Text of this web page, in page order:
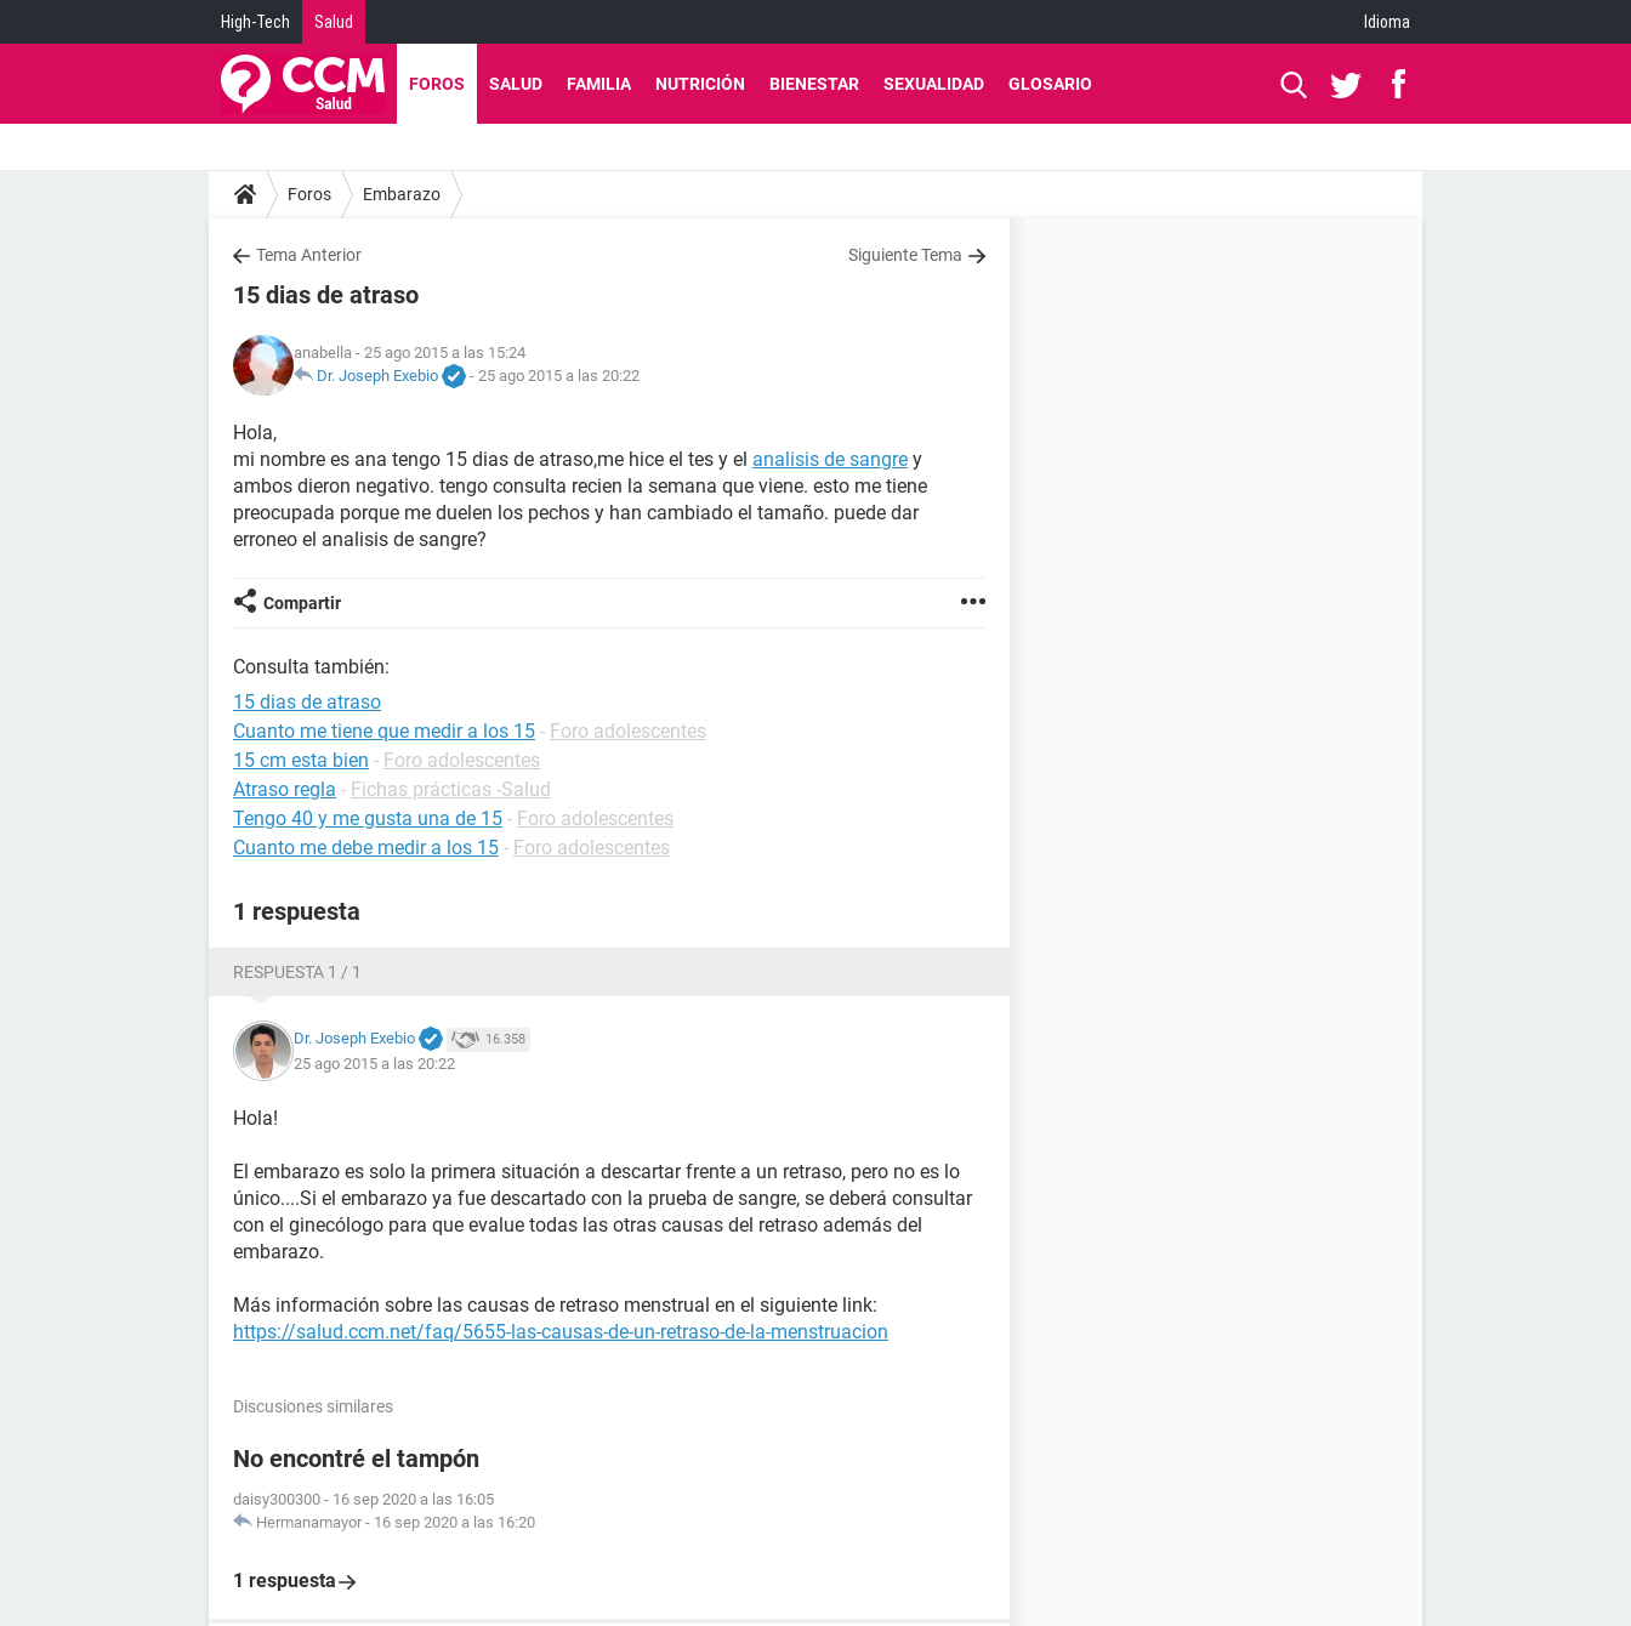
High-Tech Salud Idioma
FOROS SALUD FAMILIA NUTRICIÓN BIENESTAR SEXUALIDAD GLOSARIO
Foros Embarazo
Tema Anterior Siguiente Tema
15 dias de atraso
anabella - 25 ago 2015 a las 15:24
Dr. Joseph Exebio
- 25 ago 2015 a las 20:22
Hola,
mi nombre es ana tengo 15 dias de atraso,me hice el tes y el analisis de sangre y
ambos dieron negativo. tengo consulta recien la semana que viene. esto me tiene
preocupada porque me duelen los pechos y han cambiado el tamaño. puede dar
erroneo el analisis de sangre?
Compartir
Consulta también:
15 dias de atraso
Cuanto me tiene que medir a los 15 - Foro adolescentes
15 cm esta bien - Foro adolescentes
Atraso regla - Fichas prácticas -Salud
Tengo 40 y me gusta una de 15 - Foro adolescentes
Cuanto me debe medir a los 15 - Foro adolescentes
1 respuesta
RESPUESTA 1 / 1
Dr. Joseph Exebio 16.358
25 ago 2015 a las 20:22
Hola!
El embarazo es solo la primera situación a descartar frente a un retraso, pero no es lo
único....Si el embarazo ya fue descartado con la prueba de sangre, se deberá consultar
con el ginecólogo para que evalue todas las otras causas del retraso además del
embarazo.
Más información sobre las causas de retraso menstrual en el siguiente link:
https://salud.ccm.net/faq/5655-las-causas-de-un-retraso-de-la-menstruacion
Discusiones similares
No encontré el tampón
daisy300300 - 16 sep 2020 a las 16:05
Hermanamayor - 16 sep 2020 a las 16:20
1 respuesta